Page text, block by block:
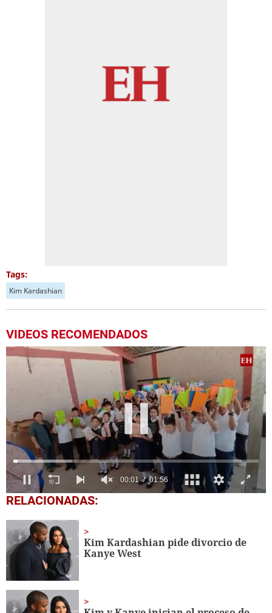
Tags:
Kim Kardashian
VIDEOS RECOMENDADOS
0
seconds
minute,
56
seconds
RELACIONADAS:
Kim Kardashian pide divorcio de
Kanye West